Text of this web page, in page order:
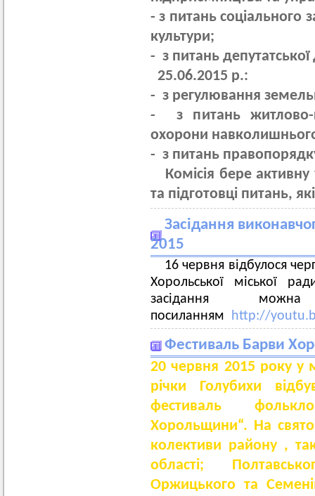
- з питань соціального
культури;
- з питань депутатської
25.06.2015 р.:
- з регулювання
- з питань житлово-
охорони
- з питань
Комісія бере активну
та підготовці питань,
Засідання
2015
16 червня відбулося
Хорольської міської
засідання
посиланням http://
Фестиваль Барви
20 червня 2015 року у
річки Голубихи
фестиваль
Хорольщини“. На
колективи району ,
області;
Оржицького та